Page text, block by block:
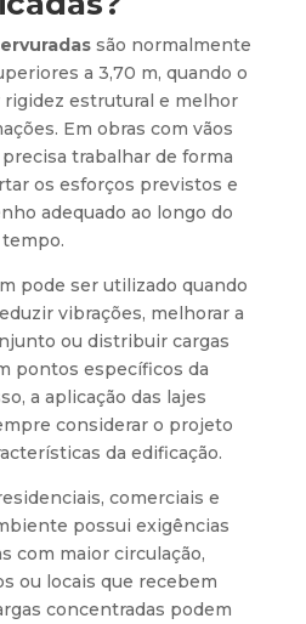
são normalmente
a 3,70 m, quando o
estrutural e melhor
Em obras com vãos
trabalhar de forma
os esforços previstos e
adequado ao longo do
tempo.
pode ser utilizado quando
vibrações, melhorar a
ou distribuir cargas
pontos específicos da
a aplicação das lajes
considerar o projeto
da edificação.
comerciais e
possui exigências
com maior circulação,
ou locais que recebem
concentradas podem